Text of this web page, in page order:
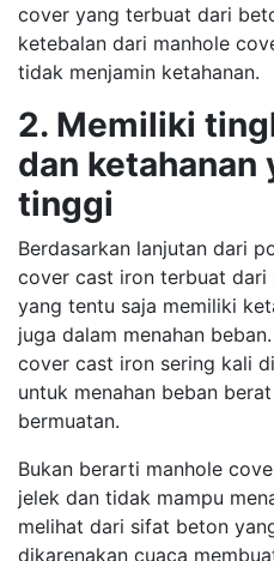
cover yang terbuat dari
ketebalan dari manhole
tidak menjamin ketahanan.
2. Memiliki
dan ketahanan
tinggi
Berdasarkan lanjutan dari
cover cast iron terbuat dari
yang tentu saja memiliki
juga dalam menahan
cover cast iron sering kali
untuk menahan beban
bermuatan.
Bukan berarti manhole
jelek dan tidak mampu
melihat dari sifat beton
dikarenakan cuaca